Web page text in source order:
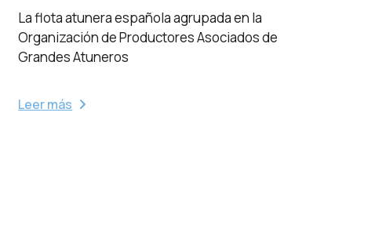
La flota atunera española agrupada en la
Organización de Productores Asociados de
Grandes Atuneros
Leer más